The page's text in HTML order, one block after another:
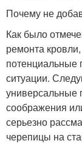
Почему не
Как было
ремонта
потенциальные
ситуации.
универсальные
соображения
серьезно
черепицы на